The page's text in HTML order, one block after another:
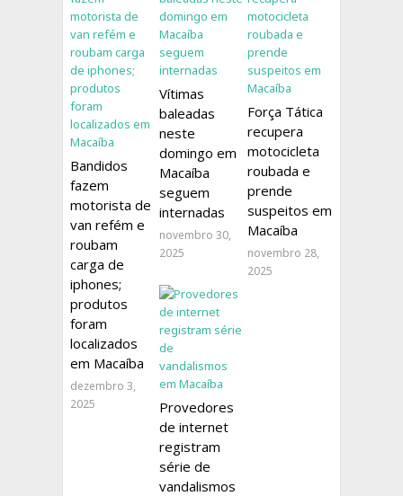
Bandidos
fazem
motorista de
van refém e
roubam
carga de
iphones;
produtos
foram
localizados
em Macaíba
dezembro 3,
2025
Vítimas
baleadas
neste
domingo em
Macaíba
seguem
internadas
novembro 30,
2025
Força Tática
recupera
motocicleta
roubada e
prende
suspeitos em
Macaíba
novembro 28,
2025
Provedores
de internet
registram
série de
vandalismos